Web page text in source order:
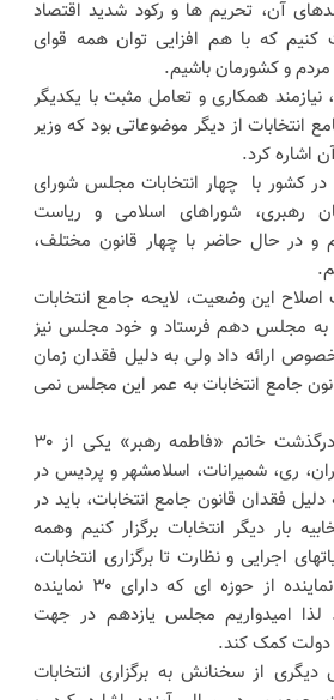
آن، تحریم ها و رکود شدید اقتصاد
که با هم افزایی توان همه قوای
و کشورمان باشیم.
همکاری و تعامل مثبت با یکدیگر
انتخابات از دیگر موضوعاتی بود که وزیر
اشاره کرد.
کشور با چهار انتخابات مجلس شورای
رهبری، شوراهای اسلامی و ریاست
در حال حاضر با چهار قانون مختلف،
این وضعیت، لایحه جامع انتخابات
به مجلس دهم فرستاد و خود مجلس نیز
ارائه داد ولی به دلیل فقدان زمان
جامع انتخابات به عمر این مجلس نمی
وزیر کشور با اشاره به درگذشت خانم «فاطمه رهبر» یکی از ۳۰
ری، شمیرانات، اسلامشهر و پردیس در
فقدان قانون جامع انتخابات، باید در
بار دیگر انتخابات برگزار کنیم وهمه
اجرایی و نظارت تا برگزاری انتخابات،
صرفاً برای انتخاب یک نماینده از حوزه ای که دارای ۳۰ نماینده
امیدواریم مجلس یازدهم در جهت
دولت کمک کند.
از سخنانش به برگزاری انتخابات